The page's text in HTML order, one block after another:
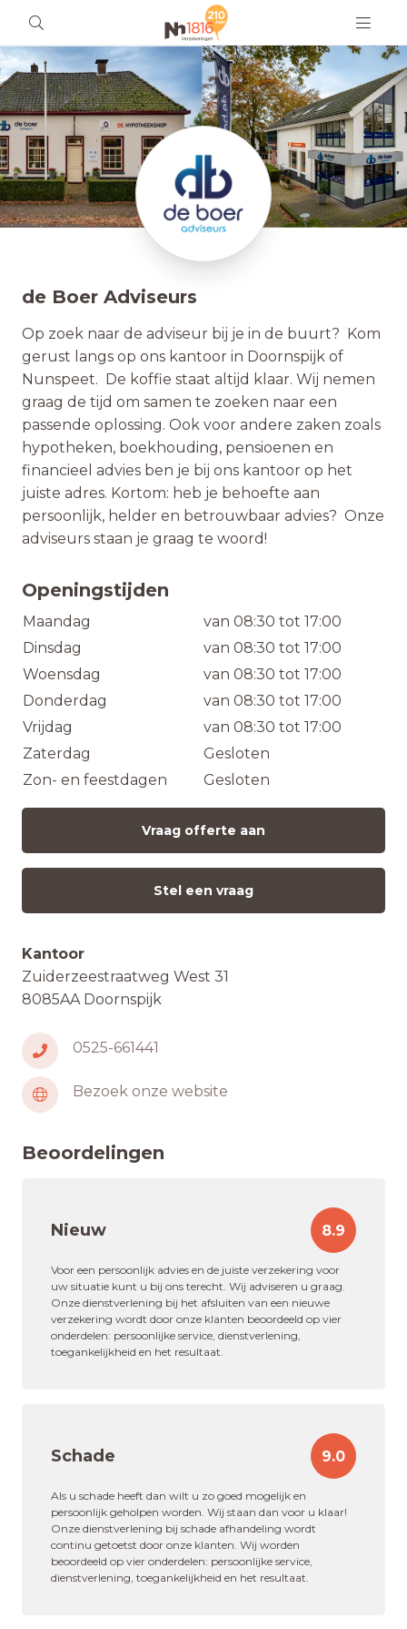
de Boer Adviseurs
Op zoek naar de adviseur bij je in de buurt? Kom
gerust langs op ons kantoor in Doornspijk of
Nunspeet. De koffie staat altijd klaar. Wij nemen
graag de tijd om samen te zoeken naar een
passende oplossing. Ook voor andere zaken zoals
hypotheken, boekhouding, pensioenen en
financieel advies ben je bij ons kantoor op het
juiste adres. Kortom: heb je behoefte aan
persoonlijk, helder en betrouwbaar advies? Onze
adviseurs staan je graag te woord!
Openingstijden
Maandag
van 08:30 tot 17:00
Dinsdag
van 08:30 tot 17:00
Woensdag
van 08:30 tot 17:00
Donderdag
van 08:30 tot 17:00
Vrijdag
van 08:30 tot 17:00
Zaterdag
Gesloten
Zon- en feestdagen
Gesloten
Vraag offerte aan
Stel een vraag
Kantoor
Zuiderzeestraatweg West 31
8085AA Doornspijk
0525-661441
Bezoek onze website
Beoordelingen
Nieuw 8.9
Voor een persoonlijk advies en de juiste verzekering voor
uw situatie kunt u bij ons terecht. Wij adviseren u graag.
Onze dienstverlening bij het afsluiten van een nieuwe
verzekering wordt door onze klanten beoordeeld op vier
onderdelen: persoonlijke service, dienstverlening,
toegankelijkheid en het resultaat.
Schade 9.0
Als u schade heeft dan wilt u zo goed mogelijk en
persoonlijk geholpen worden. Wij staan dan voor u klaar!
Onze dienstverlening bij schade afhandeling wordt
continu getoetst door onze klanten. Wij worden
beoordeeld op vier onderdelen: persoonlijke service,
dienstverlening, toegankelijkheid en het resultaat.